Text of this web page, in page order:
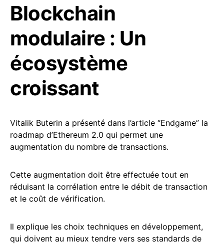
Blockchain
modulaire : Un
écosystème
croissant
Vitalik Buterin a présenté dans l’article “Endgame” la
roadmap d’Ethereum 2.0 qui permet une
augmentation du nombre de transactions.
Cette augmentation doit être effectuée tout en
réduisant la corrélation entre le débit de transaction
et le coût de vérification.
Il explique les choix techniques en développement,
qui doivent au mieux tendre vers ses standards de